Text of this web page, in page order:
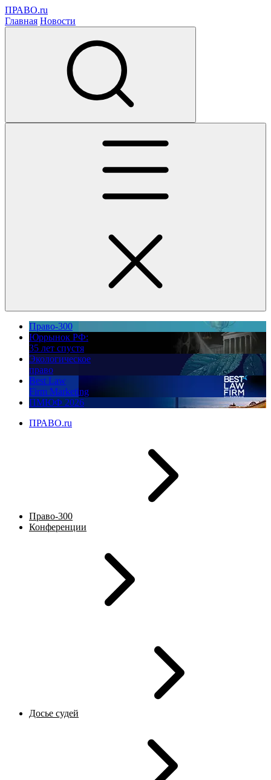
ПРАВО.ru
Главная Новости
Право-300
Юррынок РФ:
35 лет спустя
Экологическое
право
Best Law
Firm Marketing
ПМЮФ 2026
ПРАВО.ru
Право-300
Конференции
Досье судей